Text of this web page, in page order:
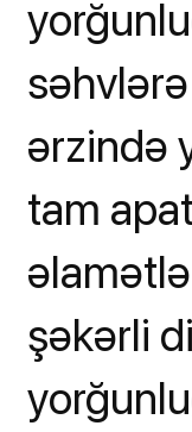
ərzində
tam
şəkərli